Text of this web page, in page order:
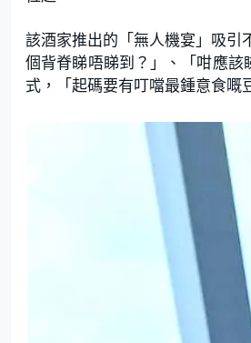
該酒家推出的「無人機宴」吸引
個背脊睇唔睇到？」、「咁應
式，「起碼要有叮噹最鍾意食嘅